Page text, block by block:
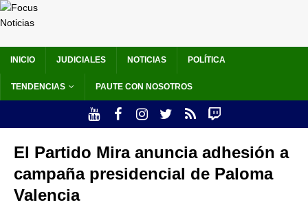
INICIO JUDICIALES NOTICIAS POLÍTICA
TENDENCIAS PAUTE CON NOSOTROS
El Partido Mira anuncia adhesión a
campaña presidencial de Paloma
Valencia